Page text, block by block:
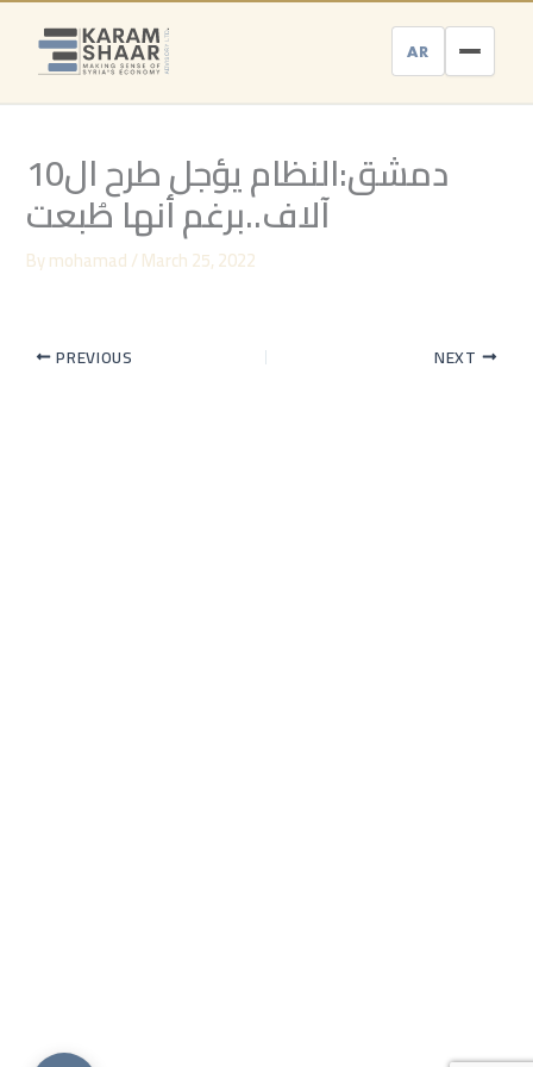
Skip
content
AR
دمشق:النظام يؤجل طرح ال10
آلاف..برغم أنها طُبعت
Bymohamad/March 25, 2022
PREVIOUS NEXT